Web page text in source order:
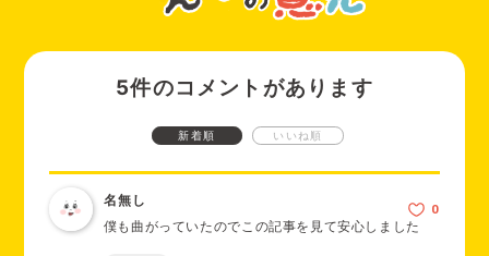
5件のコメントがあります
新着順 いいね順
名無し
僕も曲がっていたのでこの記事を見て安心しました